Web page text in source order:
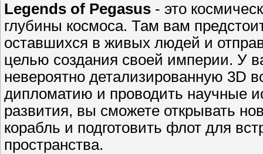
Legends of Pegasus - это
глубины космоса. Там вам
оставшихся в живых людей и
целью создания своей империи. У
невероятно детализированную 3D
дипломатию и проводить научные
развития, вы сможете открывать
корабль и подготовить флот для
пространства.